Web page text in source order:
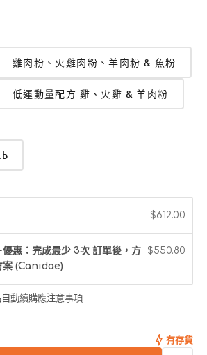
一定會喜歡。
6 脂肪酸的三重組合。
豆等常見食物過敏原。
美味食譜，為您的朋友提供應有的健康營
年齡和體型的犬類伴侶配製。
雞肉粉、火雞肉粉、羊肉粉 & 魚粉
低運動量配方 雞、火雞 & 羊肉粉
$612.00
優惠：完成最少 3次 訂單後，方
案 (Canidae)
$550.80
動續購應注意事項
有存貨